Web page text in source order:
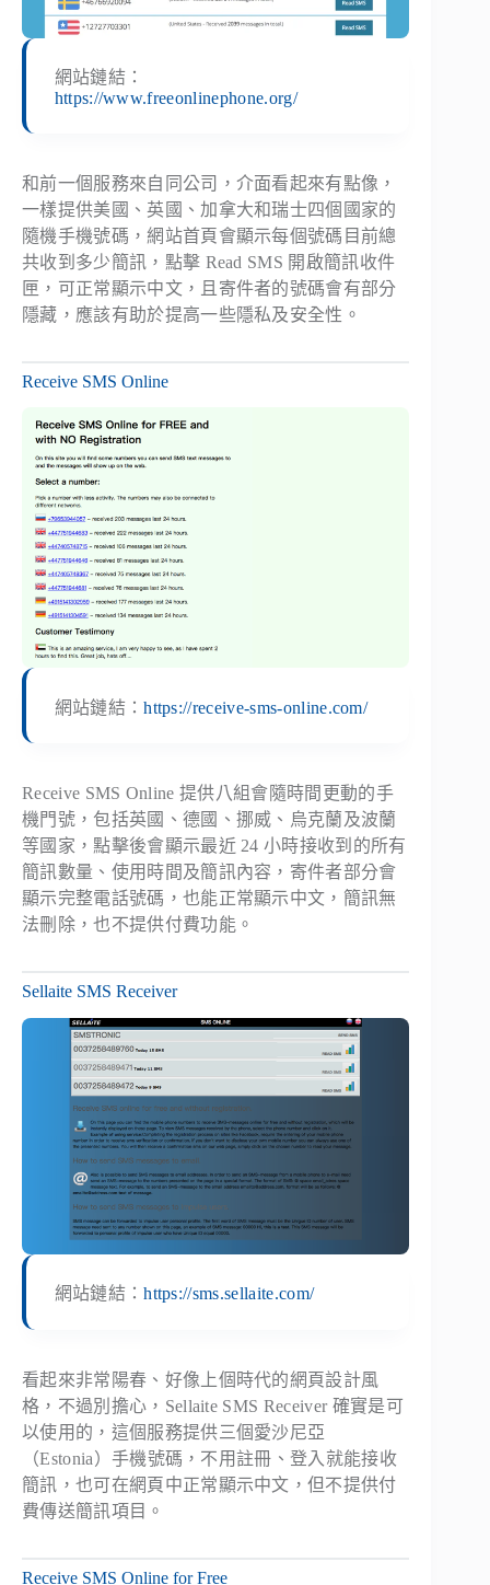
網站鏈結：
https://www.freeonlinephone.org/
和前一個服務來自同公司，介面看起來有點像，
一樣提供美國、英國、加拿大和瑞士四個國家的
隨機手機號碼，網站首頁會顯示每個號碼目前總
共收到多少簡訊，點擊 Read SMS 開啟簡訊收件
匣，可正常顯示中文，且寄件者的號碼會有部分
隱藏，應該有助於提高一些隱私及安全性。
Receive SMS Online
網站鏈結：https://receive-sms-online.com/
Receive SMS Online 提供八組會隨時間更動的手
機門號，包括英國、德國、挪威、烏克蘭及波蘭
等國家，點擊後會顯示最近 24 小時接收到的所有
簡訊數量、使用時間及簡訊內容，寄件者部分會
顯示完整電話號碼，也能正常顯示中文，簡訊無
法刪除，也不提供付費功能。
Sellaite SMS Receiver
網站鏈結：https://sms.sellaite.com/
看起來非常陽春、好像上個時代的網頁設計風
格，不過別擔心，Sellaite SMS Receiver 確實是可
以使用的，這個服務提供三個愛沙尼亞
（Estonia）手機號碼，不用註冊、登入就能接收
簡訊，也可在網頁中正常顯示中文，但不提供付
費傳送簡訊項目。
Receive SMS Online for Free